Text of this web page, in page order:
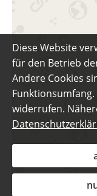
Diese Website
für den Betrieb
Andere Cookies
widerrufen.